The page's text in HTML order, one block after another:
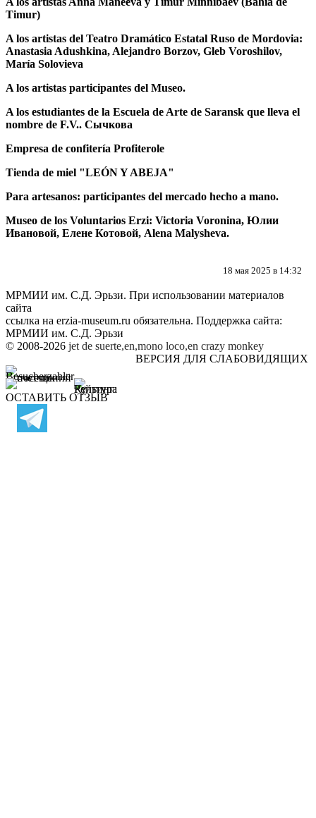
Timur)
A los artistas del Teatro Dramático Estatal Ruso de Mordovia:
Anastasia Adushkina, Alejandro Borzov, Gleb Voroshilov,
María Solovieva
A los artistas participantes del Museo.
A los estudiantes de la Escuela de Arte de Saransk que lleva el
nombre de F.V.. Сычкова
Empresa de confitería Profiterole
Tienda de miel "LEÓN Y ABEJA"
Para artesanos: participantes del mercado hecho a mano.
Museo de los Voluntarios Erzi: Victoria Voronina, Юлии
Ивановой, Елене Котовой, Alena Malysheva.
18 мая 2025 в 14:32
МРМИИ им. С.Д. Эрьзи. При использовании материалов
сайта
ссылка на erzia-museum.ru обязательна. Поддержка сайта:
МРМИИ им. С.Д. Эрьзи
© 2008-2026 jet de suerte,en,mono loco,en crazy monkey
ВЕРСИЯ ДЛЯ СЛАБОВИДЯЩИХ
ОСТАВИТЬ ОТЗЫВ